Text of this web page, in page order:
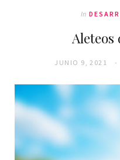
In
Aleteos
JUNIO 9, 2021